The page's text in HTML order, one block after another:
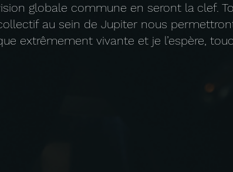
globale commune en seront la clef.
au sein de Jupiter nous
extrêmement vivante et je l’espère,